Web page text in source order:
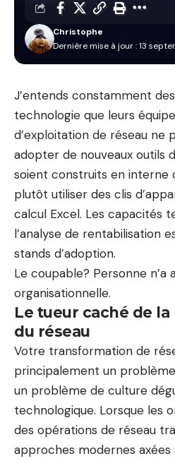
Dernière mise à jour : 13
Christophe
J’entends constamment
technologie que leurs
d’exploitation de réseau ne
adopter de nouveaux outils
soient construits en interne
plutôt utiliser des clis
calcul Excel. Les capacités
l’analyse de rentabilisation
stands d’adoption.
Le coupable? Personne n’a
organisationnelle.
Le tueur caché de
du réseau
Votre transformation de
principalement un
un problème de culture
technologique. Lorsque les
des opérations de réseau
approches modernes axées